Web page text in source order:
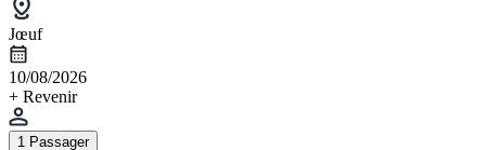
Jœuf
10/08/2026
+ Revenir
1 Passager